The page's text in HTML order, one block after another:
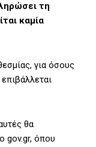
τη
καμία
για όσους
θα
gov.gr, όπου